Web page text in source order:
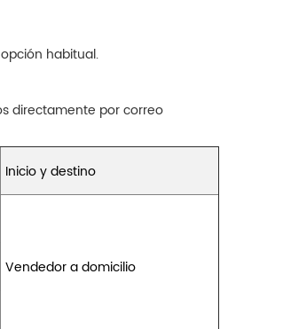
habitual.
directamente por correo
Inicio y destino
Vendedor a domicilio